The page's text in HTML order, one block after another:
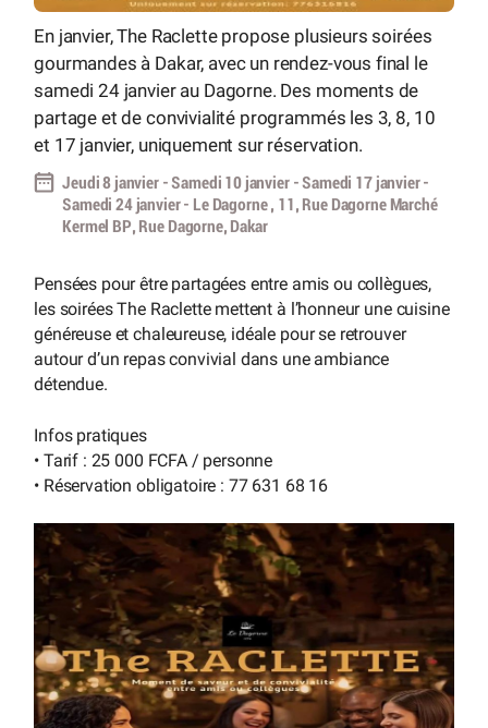
En janvier, The Raclette propose plusieurs soirées
gourmandes à Dakar, avec un rendez-vous final le
samedi 24 janvier au Dagorne. Des moments de
partage et de convivialité programmés les 3, 8, 10
et 17 janvier, uniquement sur réservation.
Jeudi 8 janvier - Samedi 10 janvier - Samedi 17 janvier -
Samedi 24 janvier - Le Dagorne , 11, Rue Dagorne Marché
Kermel BP, Rue Dagorne, Dakar
Pensées pour être partagées entre amis ou collègues,
les soirées The Raclette mettent à l’honneur une cuisine
généreuse et chaleureuse, idéale pour se retrouver
autour d’un repas convivial dans une ambiance
détendue.
Infos pratiques
• Tarif : 25 000 FCFA / personne
• Réservation obligatoire : 77 631 68 16